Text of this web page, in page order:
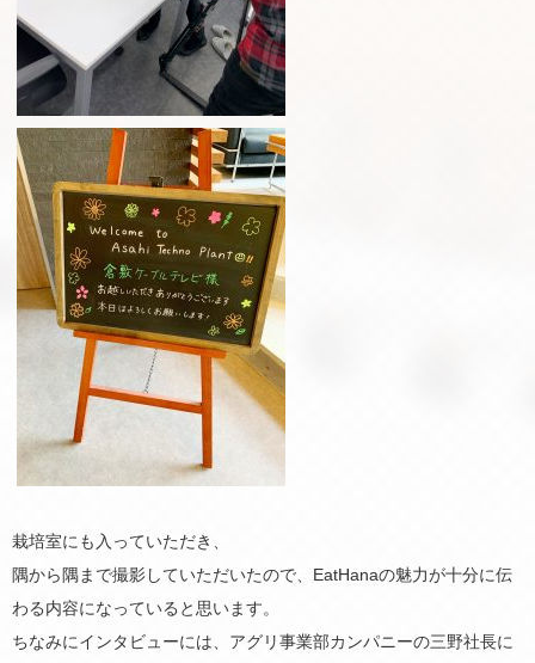
栽培室にも入っていただき、
隅から隅まで撮影していただいたので、EatHanaの魅力が十分に伝
わる内容になっていると思います。
ちなみにインタビューには、アグリ事業部カンパニーの三野社長に